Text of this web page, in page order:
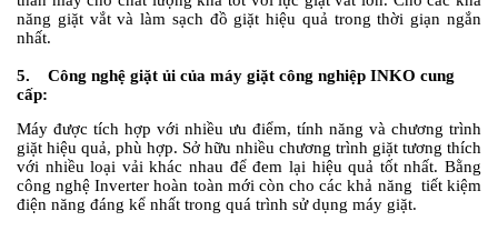
năng giặt vắt và làm sạch đồ giặt hiệu quả trong thời giạn ngắn
nhất.
5. Công nghệ giặt ủi của máy giặt công nghiệp INKO cung
cấp:
Máy được tích hợp với nhiều ưu điểm, tính năng và chương trình
giặt hiệu quả, phù hợp. Sở hữu nhiều chương trình giặt tương thích
với nhiều loại vải khác nhau để đem lại hiệu quả tốt nhất. Bằng
công nghệ Inverter hoàn toàn mới còn cho các khả năng tiết kiệm
điện năng đáng kể nhất trong quá trình sử dụng máy giặt.